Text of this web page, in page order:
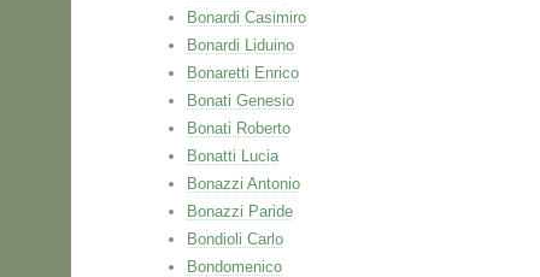
Bonardi Casimiro
Bonardi Liduino
Bonaretti Enrico
Bonati Genesio
Bonati Roberto
Bonatti Lucia
Bonazzi Antonio
Bonazzi Paride
Bondioli Carlo
Bondomenico